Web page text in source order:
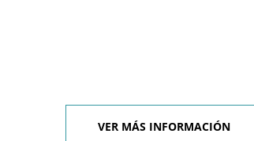
VER MÁS INFORMACIÓN